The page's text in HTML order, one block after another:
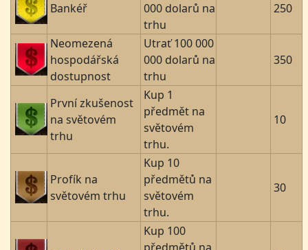
Bankéř
000 dolarů na
trhu
250
Neomezená
hospodářská
dostupnost
Utrať 100 000
000 dolarů na
trhu
350
První zkušenost
na světovém
trhu
Kup 1
předmět na
světovém
trhu.
10
Profík na
světovém trhu
Kup 10
předmětů na
světovém
trhu.
30
Kup 100